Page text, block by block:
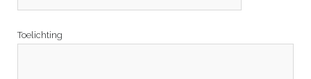
Toelichting